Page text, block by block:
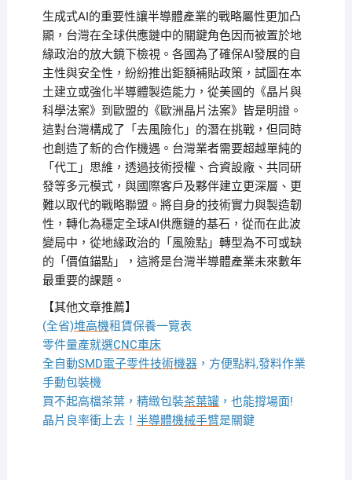
生成式AI的重要性讓半導體產業的戰略屬性更加凸
顯，台灣在全球供應鏈中的關鍵角色因而被置於地
緣政治的放大鏡下檢視。各國為了確保AI發展的自
主性與安全性，紛紛推出鉅額補貼政策，試圖在本
土建立或強化半導體製造能力，從美國的《晶片與
科學法案》到歐盟的《歐洲晶片法案》皆是明證。
這對台灣構成了「去風險化」的潛在挑戰，但同時
也創造了新的合作機遇。台灣業者需要超越單純的
「代工」思維，透過技術授權、合資設廠、共同研
發等多元模式，與國際客戶及夥伴建立更深層、更
難以取代的戰略聯盟。將自身的技術實力與製造韌
性，轉化為穩定全球AI供應鏈的基石，從而在此波
變局中，從地緣政治的「風險點」轉型為不可或缺
的「價值錨點」，這將是台灣半導體產業未來數年
最重要的課題。
【其他文章推薦】
(全省)堆高機租賃保養一覽表
零件量產就選CNC車床
全自動SMD電子零件技術機器，方便點料,發料作業
手動包裝機
買不起高檔茶葉，精緻包裝茶葉罐，也能撐場面!
晶片良率衝上去！ 半導體機械手臂是關鍵